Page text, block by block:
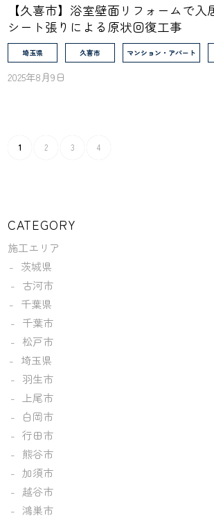
【久喜市】浴室壁面リフォームで
シート張りによる原状回復工事
埼玉県 久喜市 マンション・アパート
2025年8月9日
1 2 3 4
CATEGORY
施工エリア
茨城県
古河市
千葉県
千葉市
松戸市
埼玉県
羽生市
上尾市
白岡市
行田市
熊谷市
加須市
越谷市
鴻巣市